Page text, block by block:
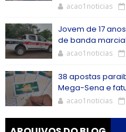
acao1noticias
Jovem de 17
de banda marcial
acao1noticias
38 apostas
Mega-Sena e
acao1noticias